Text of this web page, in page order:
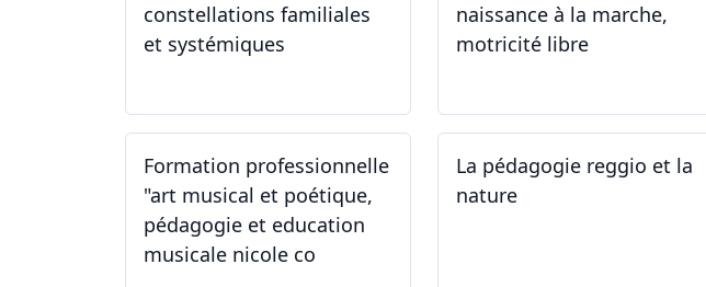
constellations familiales
et systémiques
naissance à la marche,
motricité libre
Formation professionnelle
"art musical et poétique,
pédagogie et education
musicale nicole co
La pédagogie reggio et la
nature